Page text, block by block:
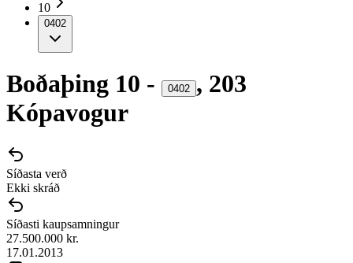
10
0402
Boðaþing 10 - 0402 , 203
Kópavogur
Síðasta verð
Ekki skráð
Síðasti kaupsamningur
27.500.000 kr.
17.01.2013